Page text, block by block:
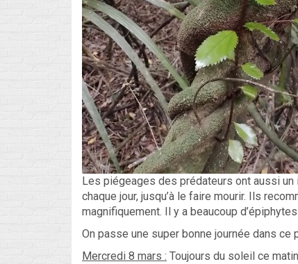
Les piégeages des prédateurs ont aussi
chaque jour, jusqu’à le faire mourir. Ils
magnifiquement. Il y a beaucoup
On passe une super bonne journée dans ce
Mercredi 8 mars : Toujours du soleil ce